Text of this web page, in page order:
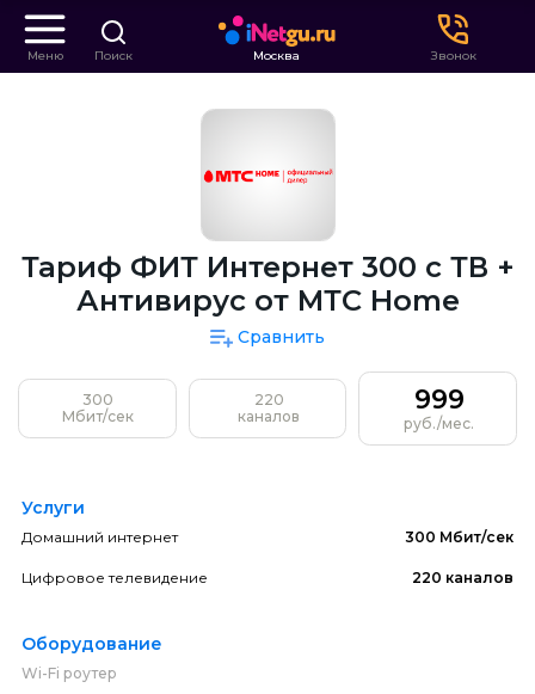
Меню Поиск Москва Звонок
Тариф ФИТ Интернет 300 с ТВ +
Антивирус от МТС Home
Сравнить
300
Мбит/сек
220
каналов
999
руб./мес.
Услуги
Домашний интернет 300 Мбит/сек
Цифровое телевидение 220 каналов
Оборудование
Wi-Fi роутер